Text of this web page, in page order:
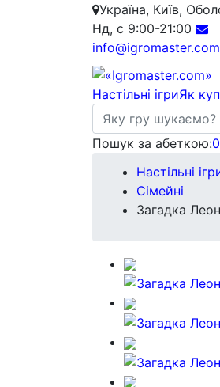
Україна, Київ,
Нд, с 9:00-21:00
info@igromaster.com
Настільні ігриЯк
Пошук за абеткою:
Настільні
Сімейні
Загадка